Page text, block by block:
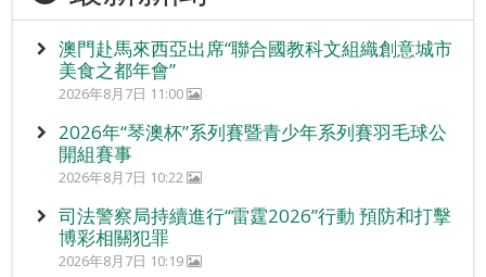
澳門赴馬來西亞出席“聯合國教科文組織創意城市
美食之都年會”
2026年8月7日 11:00
2026年“琴澳杯”系列賽暨青少年系列賽羽毛球公
開組賽事
2026年8月7日 10:22
司法警察局持續進行“雷霆2026”行動 預防和打擊
博彩相關犯罪
2026年8月7日 10:19